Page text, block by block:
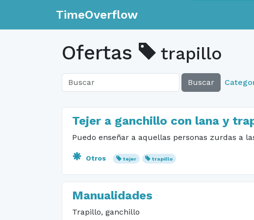
TimeOverflow
Ofertas trapillo
Buscar
Tejer a ganchillo con lana y
Puedo enseñar a aquellas personas zurdas a
Otros tejer trapillo
Manualidades
Trapillo, ganchillo